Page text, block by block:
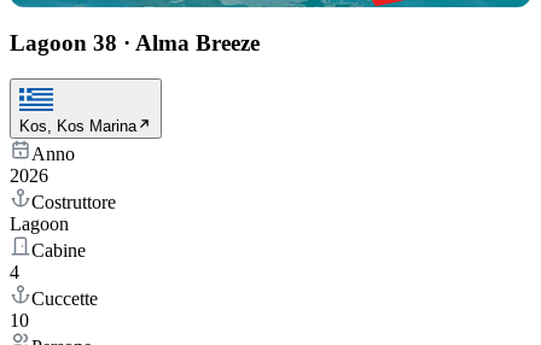
Lagoon 38 · Alma Breeze
Kos, Kos Marina
Anno
2026
Costruttore
Lagoon
Cabine
4
Cuccette
10